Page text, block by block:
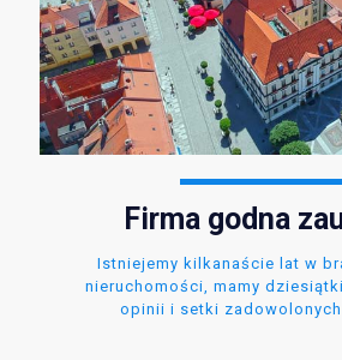
Firma godna
Istniejemy kilkanaście lat w
nieruchomości, mamy
opinii i setki